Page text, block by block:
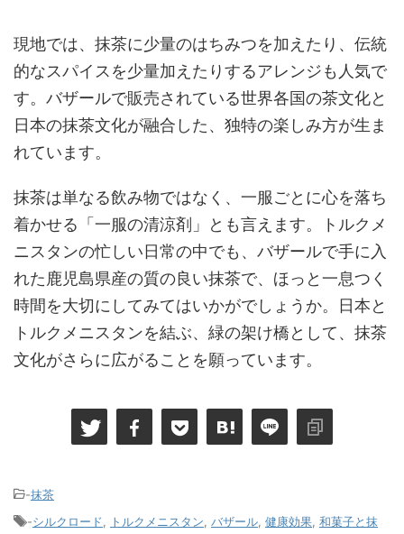
現地では、抹茶に少量のはちみつを加えたり、伝統
的なスパイスを少量加えたりするアレンジも人気で
す。バザールで販売されている世界各国の茶文化と
日本の抹茶文化が融合した、独特の楽しみ方が生ま
れています。
抹茶は単なる飲み物ではなく、一服ごとに心を落ち
着かせる「一服の清涼剤」とも言えます。トルクメ
ニスタンの忙しい日常の中でも、バザールで手に入
れた鹿児島県産の質の良い抹茶で、ほっと一息つく
時間を大切にしてみてはいかがでしょうか。日本と
トルクメニスタンを結ぶ、緑の架け橋として、抹茶
文化がさらに広がることを願っています。
-抹茶
-シルクロード トルクメニスタン バザール 健康効果 和菓子と抹